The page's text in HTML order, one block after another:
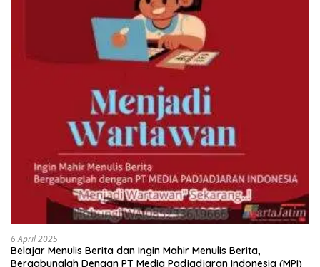
6 April 2025
Belajar Menulis Berita dan Ingin Mahir Menulis Berita,
Bergabunglah Dengan PT Media Padjadjaran Indonesia (MPI)